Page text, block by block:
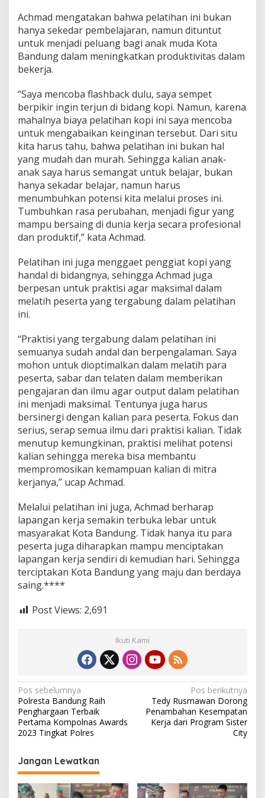
m
p
i
a
a
n
e
r
d
a
y
a
S
a
i
n
g
Achmad mengatakan bahwa pelatihan ini bukan
hanya sekedar pembelajaran, namun dituntut
untuk menjadi peluang bagi anak muda Kota
Bandung dalam meningkatkan produktivitas dalam
bekerja.
“Saya mencoba flashback dulu, saya sempet
berpikir ingin terjun di bidang kopi. Namun, karena
mahalnya biaya pelatihan kopi ini saya mencoba
untuk mengabaikan keinginan tersebut. Dari situ
kita harus tahu, bahwa pelatihan ini bukan hal
yang mudah dan murah. Sehingga kalian anak-
anak saya harus semangat untuk belajar, bukan
hanya sekadar belajar, namun harus
menumbuhkan potensi kita melalui proses ini.
Tumbuhkan rasa perubahan, menjadi figur yang
mampu bersaing di dunia kerja secara profesional
dan produktif,” kata Achmad.
Pelatihan ini juga menggaet penggiat kopi yang
handal di bidangnya, sehingga Achmad juga
berpesan untuk praktisi agar maksimal dalam
melatih peserta yang tergabung dalam pelatihan
ini.
“Praktisi yang tergabung dalam pelatihan ini
semuanya sudah andal dan berpengalaman. Saya
mohon untuk dioptimalkan dalam melatih para
peserta, sabar dan telaten dalam memberikan
pengajaran dan ilmu agar output dalam pelatihan
ini menjadi maksimal. Tentunya juga harus
bersinergi dengan kalian para peserta. Fokus dan
serius, serap semua ilmu dari praktisi kalian. Tidak
menutup kemungkinan, praktisi melihat potensi
kalian sehingga mereka bisa membantu
mempromosikan kemampuan kalian di mitra
kerjanya,” ucap Achmad.
Melalui pelatihan ini juga, Achmad berharap
lapangan kerja semakin terbuka lebar untuk
masyarakat Kota Bandung. Tidak hanya itu para
peserta juga diharapkan mampu menciptakan
lapangan kerja sendiri di kemudian hari. Sehingga
terciptakan Kota Bandung yang maju dan berdaya
saing.****
Post Views: 2,691
Ikuti Kami
N
a
v
i
g
a
s
Pos sebelumnya
Polresta Bandung Raih
Penghargaan Terbaik
Pertama Kompolnas Awards
2023 Tingkat Polres
Pos berikutnya
Tedy Rusmawan Dorong
Penambahan Kesempatan
Kerja dari Program Sister
City
Jangan Lewatkan